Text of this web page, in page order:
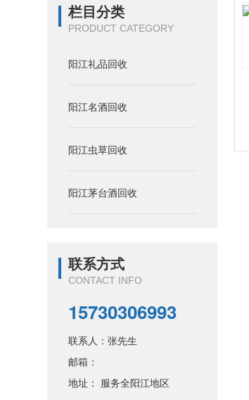
栏目分类
PRODUCT CATEGORY
阳江礼品回收
阳江名酒回收
阳江虫草回收
阳江茅台酒回收
联系方式
CONTACT INFO
15730306993
联系人：张先生
邮箱：
地址： 服务全阳江地区